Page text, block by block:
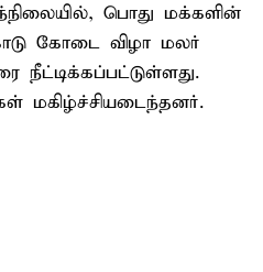
பொது மக்களின்
கோடை விழா மலர்
நீட்டிக்கப்பட்டுள்ளது.
மகிழ்ச்சியடைந்தனர்.